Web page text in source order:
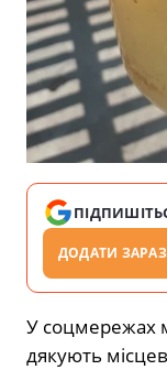
ДОДАТИ ЗАРАЗ
У соцмережах
дякують